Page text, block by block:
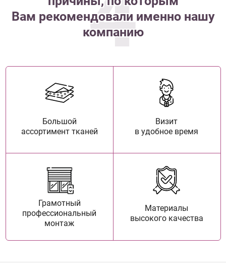
Вам рекомендовали именно нашу
компанию
Большой
ассортимент тканей
Визит
в удобное время
Грамотный
профессиональный
монтаж
Материалы
высокого качества